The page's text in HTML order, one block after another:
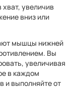
увеличив
вниз или
мышцы нижней
Вы
увеличивая
в каждом
и выполняйте от